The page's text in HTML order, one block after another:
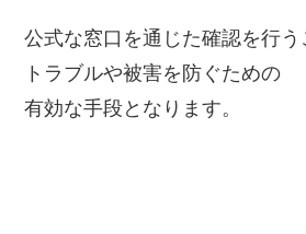
公式な窓口を通じた確認を行う
トラブルや被害を防ぐための
有効な手段となります。